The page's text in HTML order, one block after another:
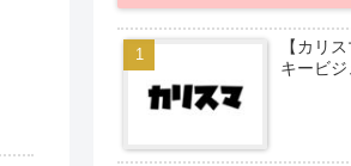
【カリ
キービ